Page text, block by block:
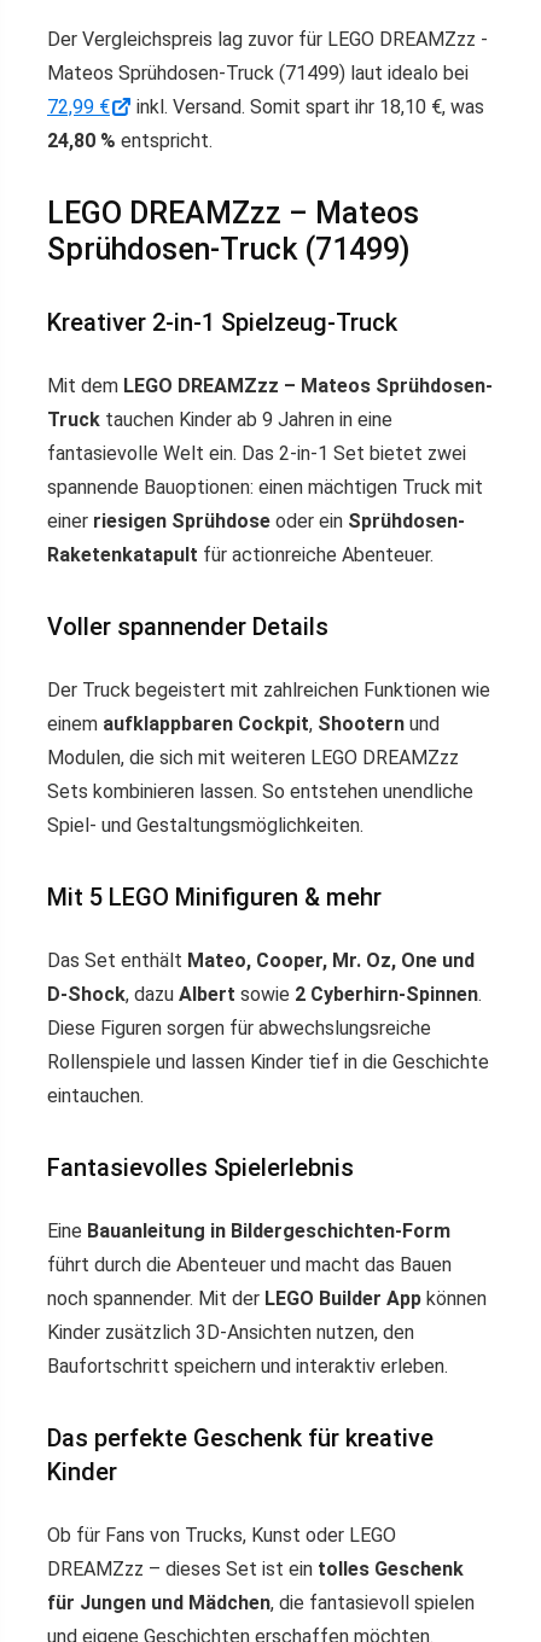
Der Vergleichspreis lag zuvor für LEGO DREAMZzz -
Mateos Sprühdosen-Truck (71499) laut idealo bei
72,99 €
inkl. Versand. Somit spart ihr 18,10 €, was
24,80 % entspricht.
LEGO DREAMZzz – Mateos
Sprühdosen-Truck (71499)
Kreativer 2-in-1 Spielzeug-Truck
Mit dem LEGO DREAMZzz – Mateos Sprühdosen-
Truck tauchen Kinder ab 9 Jahren in eine
fantasievolle Welt ein. Das 2-in-1 Set bietet zwei
spannende Bauoptionen: einen mächtigen Truck mit
einer riesigen Sprühdose oder ein Sprühdosen-
Raketenkatapult für actionreiche Abenteuer.
Voller spannender Details
Der Truck begeistert mit zahlreichen Funktionen wie
einem aufklappbaren Cockpit, Shootern und
Modulen, die sich mit weiteren LEGO DREAMZzz
Sets kombinieren lassen. So entstehen unendliche
Spiel- und Gestaltungsmöglichkeiten.
Mit 5 LEGO Minifiguren & mehr
Das Set enthält Mateo, Cooper, Mr. Oz, One und
D-Shock, dazu Albert sowie 2 Cyberhirn-Spinnen.
Diese Figuren sorgen für abwechslungsreiche
Rollenspiele und lassen Kinder tief in die Geschichte
eintauchen.
Fantasievolles Spielerlebnis
Eine Bauanleitung in Bildergeschichten-Form
führt durch die Abenteuer und macht das Bauen
noch spannender. Mit der LEGO Builder App können
Kinder zusätzlich 3D-Ansichten nutzen, den
Baufortschritt speichern und interaktiv erleben.
Das perfekte Geschenk für kreative
Kinder
Ob für Fans von Trucks, Kunst oder LEGO
DREAMZzz – dieses Set ist ein tolles Geschenk
für Jungen und Mädchen, die fantasievoll spielen
und eigene Geschichten erschaffen möchten.